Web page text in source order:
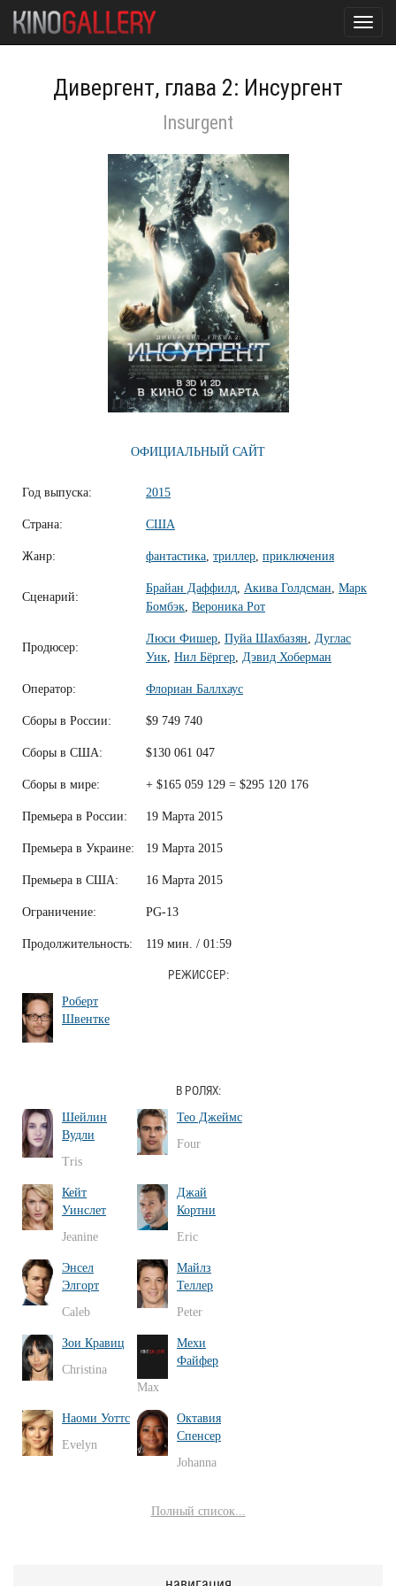
Дивергент, глава 2: Инсургент
Insurgent
ОФИЦИАЛЬНЫЙ САЙТ
Год выпуска: 2015
Страна: США
Жанр: фантастика, триллер, приключения
Сценарий:
Брайан Даффилд, Акива Голдсман, Марк
Бомбэк, Вероника Рот
Продюсер:
Люси Фишер, Пуйа Шахбазян, Дуглас
Уик, Нил Бёргер, Дэвид Хоберман
Оператор: Флориан Баллхаус
Сборы в России: $9 749 740
Сборы в США: $130 061 047
Сборы в мире: + $165 059 129 = $295 120 176
Премьера в России: 19 Марта 2015
Премьера в Украине: 19 Марта 2015
Премьера в США: 16 Марта 2015
Ограничение: PG-13
Продолжительность: 119 мин. / 01:59
РЕЖИССЕР:
Роберт
Швентке
В РОЛЯХ:
Шейлин
Вудли
Tris
Тео Джеймс
Four
Кейт
Уинслет
Jeanine
Джай
Кортни
Eric
Энсел
Элгорт
Caleb
Майлз
Теллер
Peter
Зои Кравиц
Christina
Мехи
Файфер
Max
Наоми Уоттс
Evelyn
Октавия
Спенсер
Johanna
Полный список...